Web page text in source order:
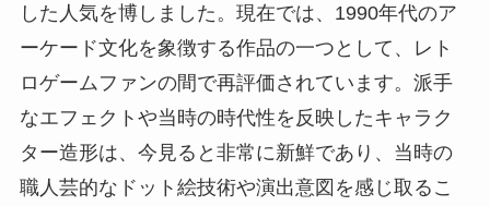
した人気を博しました。現在では、1990年代のア
ーケード文化を象徴する作品の一つとして、レト
ロゲームファンの間で再評価されています。派手
なエフェクトや当時の時代性を反映したキャラク
ター造形は、今見ると非常に新鮮であり、当時の
職人芸的なドット絵技術や演出意図を感じ取るこ